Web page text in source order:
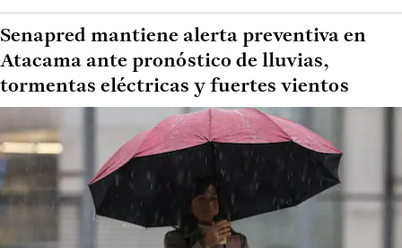
Senapred mantiene alerta preventiva en
Atacama ante pronóstico de lluvias,
tormentas eléctricas y fuertes vientos